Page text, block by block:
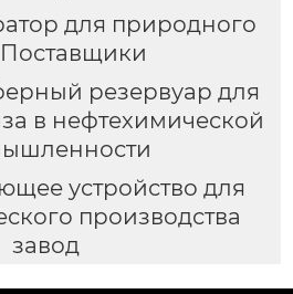
для природного
Поставщики
резервуар для
в нефтехимической
устройство для
производства
завод